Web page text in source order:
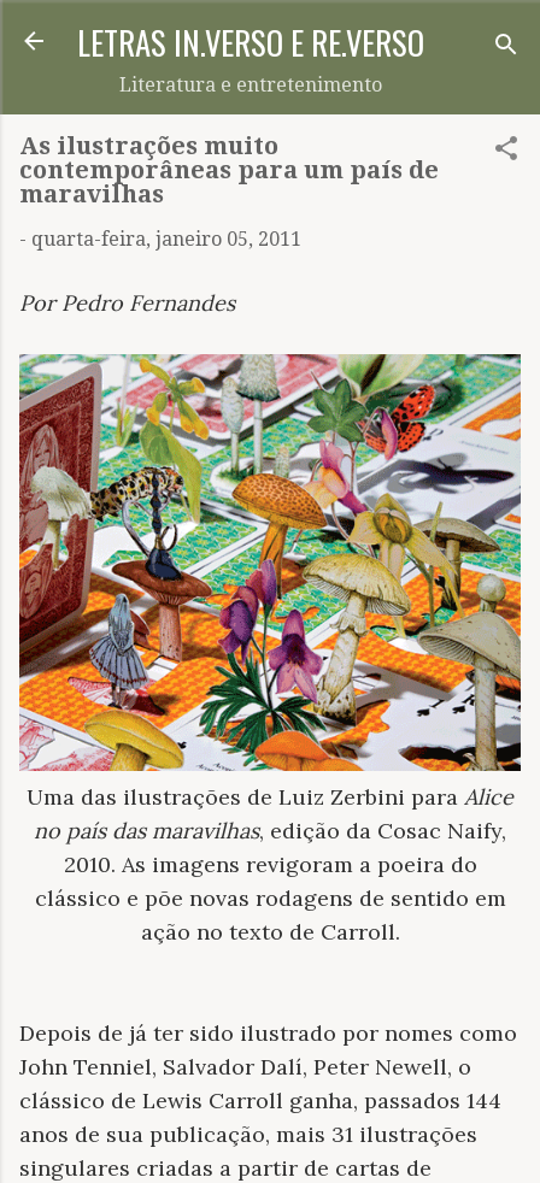
Pular para o conteúdo principal
LETRAS IN.VERSO E RE.VERSO
Literatura e entretenimento
As ilustrações muito
contemporâneas para um país de
maravilhas
- quarta-feira, janeiro 05, 2011
Por Pedro Fernandes
Uma das ilustrações de Luiz Zerbini para Alice
no país das maravilhas, edição da Cosac Naify,
2010. As imagens revigoram a poeira do
clássico e põe novas rodagens de sentido em
ação no texto de Carroll.
Depois de já ter sido ilustrado por nomes como
John Tenniel, Salvador Dalí, Peter Newell, o
clássico de Lewis Carroll ganha, passados 144
anos de sua publicação, mais 31 ilustrações
singulares criadas a partir de cartas de